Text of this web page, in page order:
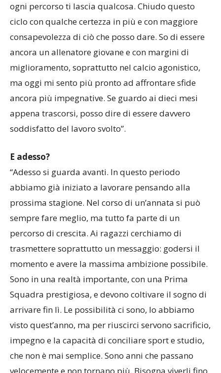
allenatore. Anch’io arrivavo da esperienze diverse e
ogni percorso ti lascia qualcosa. Chiudo questo
ciclo con qualche certezza in più e con maggiore
consapevolezza di ciò che posso dare. So di essere
ancora un allenatore giovane e con margini di
miglioramento, soprattutto nel calcio agonistico,
ma oggi mi sento più pronto ad affrontare sfide
ancora più impegnative. Se guardo ai dieci mesi
appena trascorsi, posso dire di essere davvero
E adesso?
“Adesso si guarda avanti. In questo periodo
abbiamo già iniziato a lavorare pensando alla
prossima stagione. Nel corso di un’annata si può
sempre fare meglio, ma tutto fa parte di un
percorso di crescita. Ai ragazzi cerchiamo di
trasmettere soprattutto un messaggio: godersi il
momento e avere la massima ambizione possibile.
Sono in una realtà importante, con una Prima
Squadra prestigiosa, e devono coltivare il sogno di
arrivare fin lì. Le possibilità ci sono, lo abbiamo
visto quest’anno, ma per riuscirci servono sacrificio,
impegno e la capacità di conciliare sport e studio,